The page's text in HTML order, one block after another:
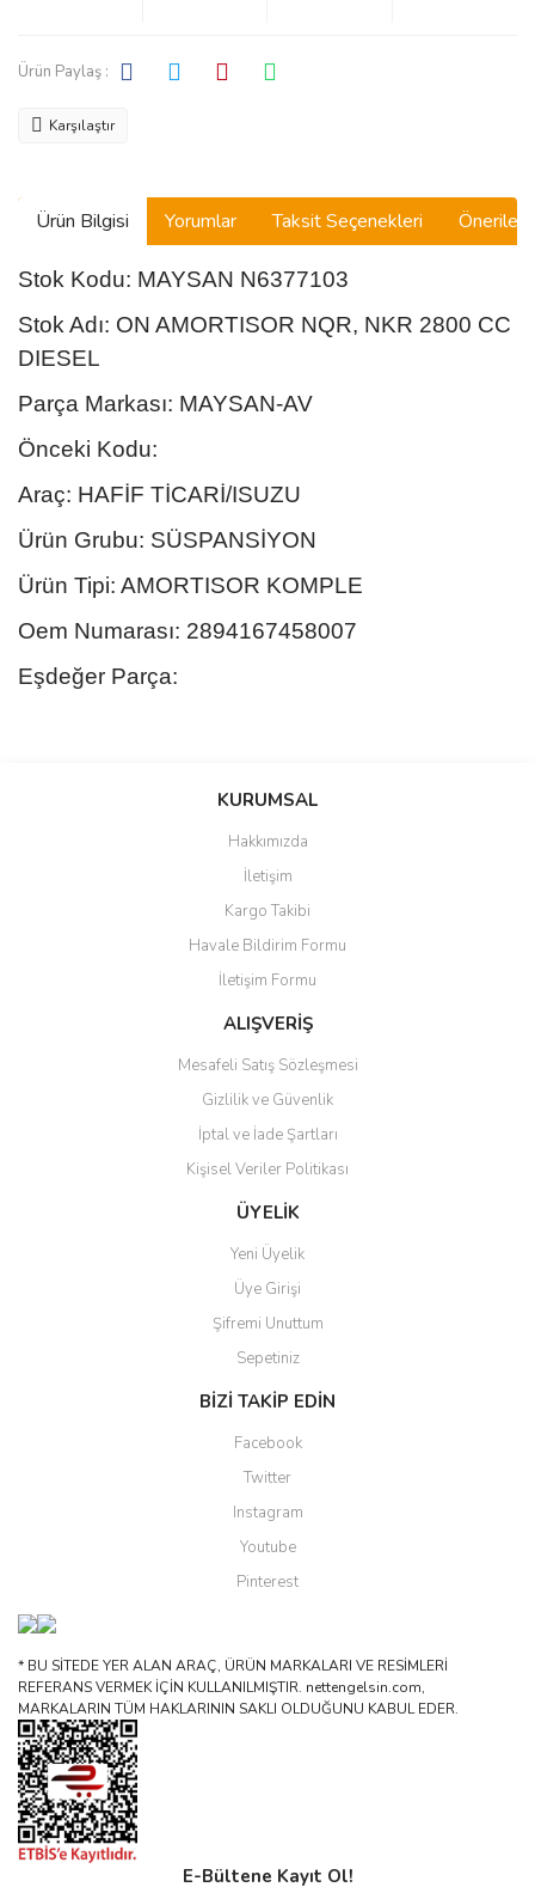
Ürün Paylaş :
Karşılaştır
Ürün Bilgisi Yorumlar Taksit Seçenekleri
Stok Kodu: MAYSAN N6377103
Stok Adı: ON AMORTISOR NQR, NKR 2800 CC
DIESEL
Parça Markası: MAYSAN-AV
Önceki Kodu:
Araç: HAFİF TİCARİ/ISUZU
Ürün Grubu: SÜSPANSİYON
Ürün Tipi: AMORTISOR KOMPLE
Oem Numarası: 2894167458007
Eşdeğer Parça:
Bu ürüne ilk yorumu siz yapın!
Yorum Yaz
Ürün resmi kalitesiz, bozuk veya görüntülenemiyor.
Ürün açıklamasında eksik bilgiler bulunuyor.
Ürün bilgilerinde hatalar bulunuyor.
Ürün fiyatı diğer sitelerden daha pahalı.
Bu ürüne benzer farklı alternatifler olmalı.
Gönder
KURUMSAL
Hakkımızda
İletişim
Kargo Takibi
Havale Bildirim Formu
İletişim Formu
ALIŞVERİŞ
Mesafeli Satış Sözleşmesi
Gizlilik ve Güvenlik
İptal ve İade Şartları
Kişisel Veriler Politikası
ÜYELİK
Yeni Üyelik
Üye Girişi
Şifremi Unuttum
Sepetiniz
BİZİ TAKİP EDİN
Facebook
Twitter
Instagram
Youtube
Pinterest
* BU SİTEDE YER ALAN ARAÇ, ÜRÜN MARKALARI VE RESİMLERİ
REFERANS VERMEK İÇİN KULLANILMIŞTIR. nettengelsin.com,
MARKALARIN TÜM HAKLARININ SAKLI OLDUĞUNU KABUL EDER.
E-Bültene Kayıt Ol!